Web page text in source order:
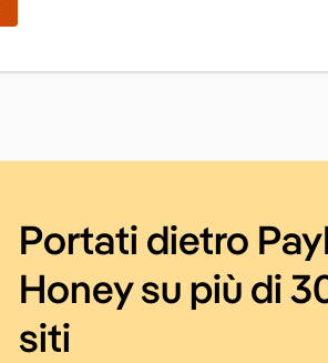
Portati dietro
Honey su più di
siti